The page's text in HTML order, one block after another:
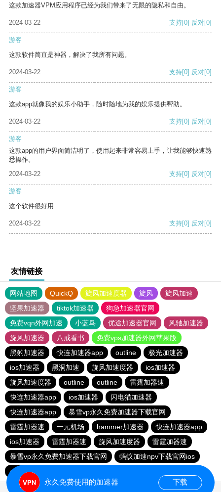
这款加速器VPM应用程序已经为我们带来了无限的隐私和自由。
2024-03-22 支持[0] 反对[0]
游客
这款软件简直是神器，解决了我所有问题。
2024-03-22 支持[0] 反对[0]
游客
这款app就像我的娱乐小助手，随时随地为我的娱乐提供帮助。
2024-03-22 支持[0] 反对[0]
游客
这款app的用户界面简洁明了，使用起来非常容易上手，让我能够快速熟
悉操作。
2024-03-22
支持[0] 反对[0]
游客
这个软件很好用
2024-03-22 支持[0] 反对[0]
友情链接
网站地图 QuickQ 旋风加速度器 旋风
旋风加速
坚果加速器
tiktok加速器
狗急加速器官网
免费vqn外网加速
小蓝鸟 优途加速器官网
风驰加速器
旋风加速器
八戒看书
免费vps加速器外网苹果版
黑豹加速器
快连加速器app outline
极光加速器
ios加速器
黑洞加速 旋风加速度器
ios加速器
旋风加速度器
outline outline
雷霆加器速
快连加速器app
ios加速器
闪电猫加速器
快连加速器app
暴雪vp永久免费加速器下载官网
雷霆加器速
一元机场 hammer加速器
快连加速器app
ios加速器
雷霆加器速 旋风加速度器
雷霆加器速
暴雪vp永久免费加速器下载官网
蚂蚁加速npv下载官网ios
outline
永久免费使用的加速器 下载